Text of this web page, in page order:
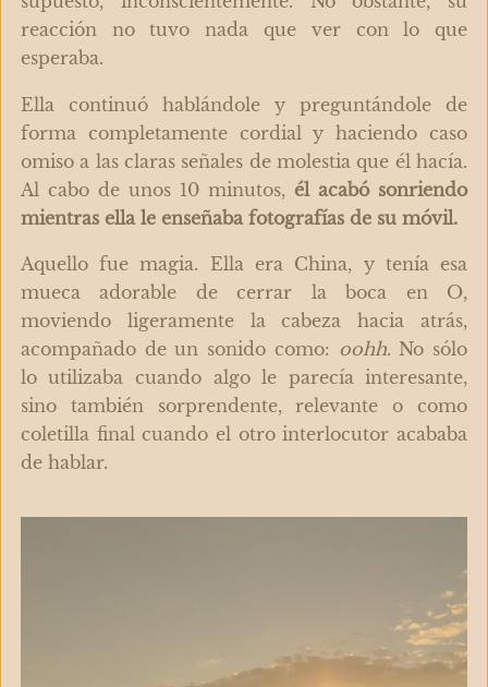
reacción no tuvo nada que ver con lo que
esperaba.
Ella continuó hablándole y preguntándole de
forma completamente cordial y haciendo caso
omiso a las claras señales de molestia que él hacía.
Al cabo de unos 10 minutos, él acabó sonriendo
mientras ella le enseñaba fotografías de su móvil.
Aquello fue magia. Ella era China, y tenía esa
mueca adorable de cerrar la boca en O,
moviendo ligeramente la cabeza hacia atrás,
acompañado de un sonido como: oohh. No sólo
lo utilizaba cuando algo le parecía interesante,
sino también sorprendente, relevante o como
coletilla final cuando el otro interlocutor acababa
de hablar.